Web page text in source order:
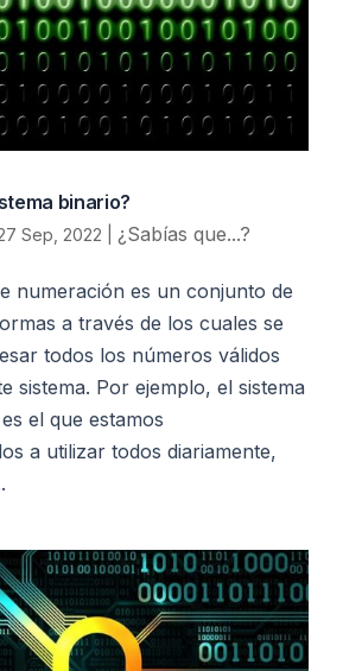
binario?
Sep, 2022 ¿Sabías que...?
numeración es un conjunto de
a través de los cuales se
todos los números válidos
sistema. Por ejemplo, el sistema
el que estamos
a utilizar todos diariamente,